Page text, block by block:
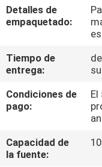
NOTICIAS
SOLICITAR
UNA
COTIZACIÓN
Detalles de
empaquetado:
Tiempo de
entrega:
Condiciones de
pago:
El
Capacidad de
la fuente: